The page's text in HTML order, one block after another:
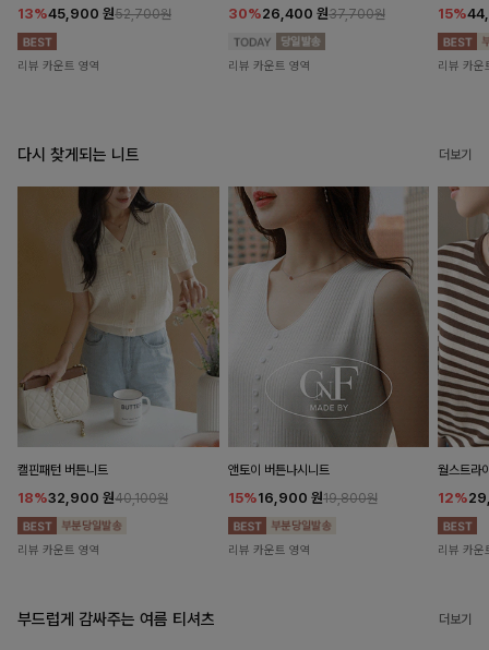
13%45,900 원52,700원
리뷰 카운트 영역
30%26,400 원37,700원
리뷰 카운트 영역
15%
리뷰 카운
다시 찾게되는 니트 더보기
캘핀패턴 버튼니트
18%32,900 원40,100원
리뷰 카운트 영역
앤토이 버튼나시니트
15%16,900 원19,800원
리뷰 카운트 영역
월스트라
12%
리뷰 카운
부드럽게 감싸주는 여름 티셔츠 더보기